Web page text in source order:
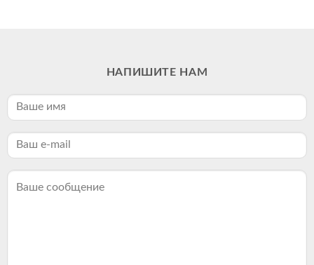
НАПИШИТЕ НАМ